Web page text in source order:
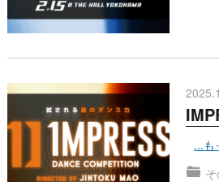
...も